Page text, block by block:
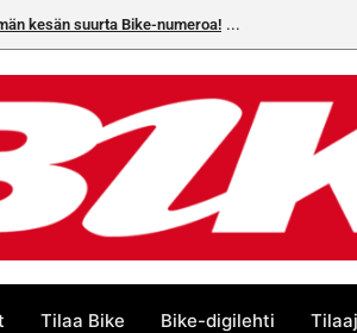
kesän suurta Bike-numeroa!
Tilaa Bike Bike-digilehti